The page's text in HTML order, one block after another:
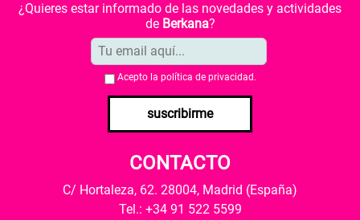
¿Quieres estar informado de las novedades y actividades
de Berkana?
Acepto la política de privacidad .
suscribirme
CONTACTO
C/ Hortaleza, 62. 28004, Madrid (España)
Tel.: +34 91 522 5599